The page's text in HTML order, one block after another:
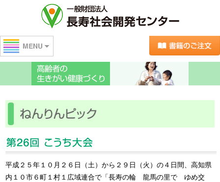
センターの紹介
高齢者の生きがい健康づくり
介護人材研修
地域包括ケア
平成２５年１０月２６日（土）から２９日（火）の４日間、高知県
内１０市６町１村１広域連合で「長寿の輪 龍馬の里で ゆめ交